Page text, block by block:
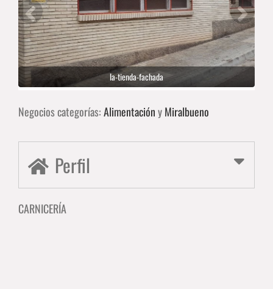
la-tienda-fachada
Negocios categorías:AlimentaciónyMiralbueno
Perfil
CARNICERÍA